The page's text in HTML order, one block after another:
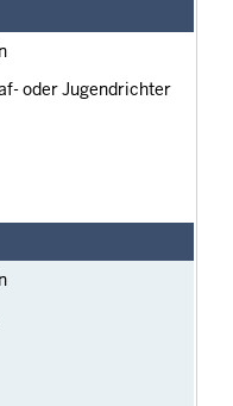
oder Jugendrichter